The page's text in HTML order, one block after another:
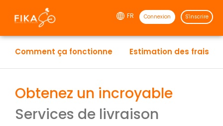
FR Connexion S'inscrire
Sélectionner une option
Comment ça fonctionne Estimation des frais
Obtenez un incroyable
Services de livraison